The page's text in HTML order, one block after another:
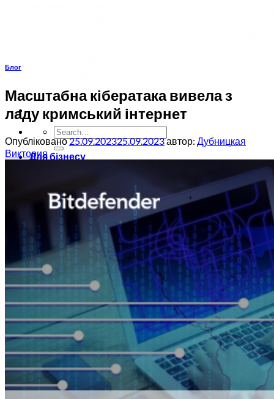
Для бізнесу
Bitdefender GravityZone Business Security
Bitdefender GravityZone Business Security
Premium
Bitdefender GravityZone Business Security
Enterprise
Bitdefender GravityZone Business Defense
XDR
Продукти безпеки
Bitdefender GravityZone Security for Email
Bitdefender GravityZone Patch Management
Bitdefender GravityZone Full Disk
Encryption
Bitdefender GravityZone Security for Storage
Безпека MSP
Bitdefnder GravityZone Cloud MSP Security
Партнерам
Блог
Компанія
Контакти
Блог
Масштабна кібератака вивела з
ладу кримський інтернет
Опубліковано25.09.202325.09.2023автор: Дубницкая
Виктория